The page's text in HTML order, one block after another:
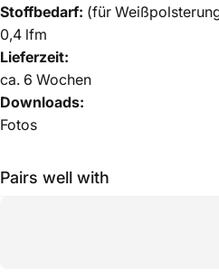
Stoffbedarf: (für
0,4 lfm
Lieferzeit:
ca. 6 Wochen
Downloads:
Fotos
Pairs well with